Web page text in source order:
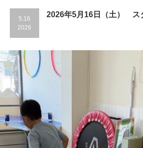
5.16
2026
2026年5月16日（土） ス